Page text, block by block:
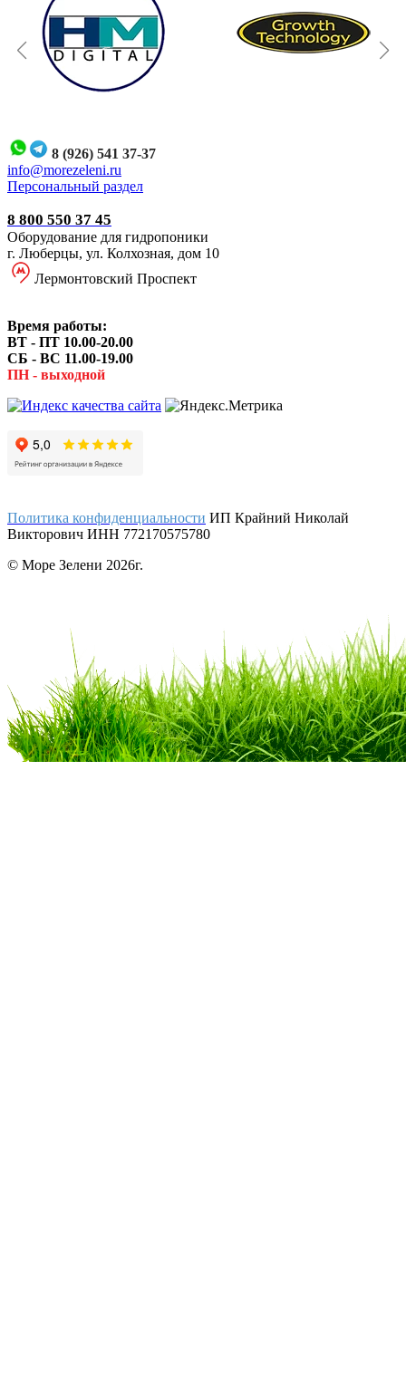
8 (926) 541 37-37
info@morezeleni.ru
Персональный раздел
8 800 550 37 45
Оборудование для гидропоники
г. Люберцы, ул. Колхозная, дом 10
Лермонтовский Проспект
Время работы:
ВТ - ПТ 10.00-20.00
СБ - ВС 11.00-19.00
ПН - выходной
Политика конфиденциальности ИП Крайний Николай
Викторович ИНН 772170575780
© Море Зелени 2026г.